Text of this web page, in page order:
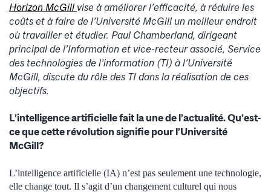
Horizon McGill vise à améliorer l’efficacité, à réduire les
coûts et à faire de l’Université McGill un meilleur endroit
où travailler et étudier. Paul Chamberland, dirigeant
principal de l’Information et vice-recteur associé, Service
des technologies de l’information (TI) à l’Université
McGill, discute du rôle des TI dans la réalisation de ces
objectifs.
L’intelligence artificielle fait la une de l’actualité. Qu’est-
ce que cette révolution signifie pour l’Université
McGill?
L’intelligence artificielle (IA) n’est pas seulement une technologie,
elle change tout. Il s’agit d’un changement culturel qui nous